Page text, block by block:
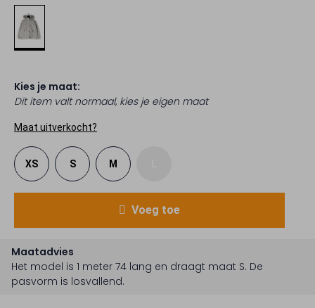
Kies je maat:
Dit item valt normaal, kies je eigen maat
Maat uitverkocht?
XS S M
Voeg toe
Maatadvies
Het model is 1 meter 74 lang en draagt maat S. De
pasvorm is losvallend.